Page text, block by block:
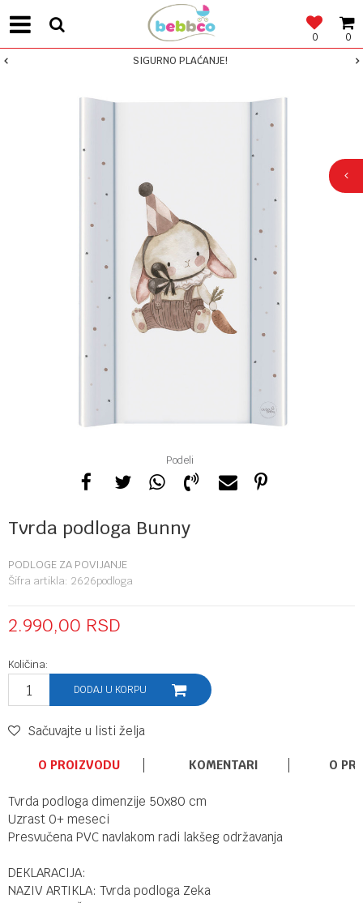
0
0
SIGURNO PLAĆANJE!
Podeli
Tvrda podloga Bunny
PODLOGE ZA POVIJANJE
Šifra artikla: 2626podloga
2.990,00 RSD
Količina:
DODAJ U KORPU
Sačuvajte u listi želja
O PROIZVODU KOMENTARI O
Tvrda podloga dimenzije 50x80 cm
Uzrast 0+ meseci
Presvučena PVC navlakom radi lakšeg održavanja
DEKLARACIJA:
NAZIV ARTIKLA: Tvrda podloga Zeka